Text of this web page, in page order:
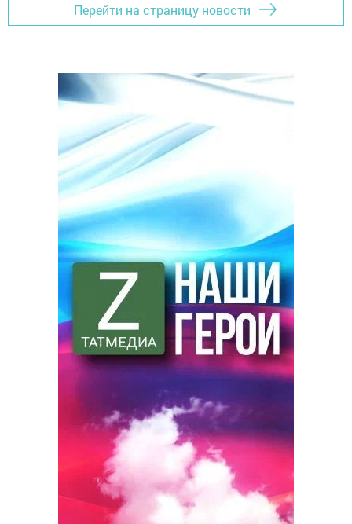
Перейти на страницу новости